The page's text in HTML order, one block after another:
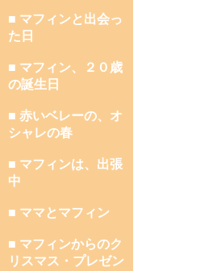
■ マフィンと出会っ
た日
■ マフィン、２０歳
の誕生日
■ 赤いベレーの、オ
シャレの春
■ マフィンは、出張
中
■ ママとマフィン
■ マフィンからのク
リスマス・プレゼン